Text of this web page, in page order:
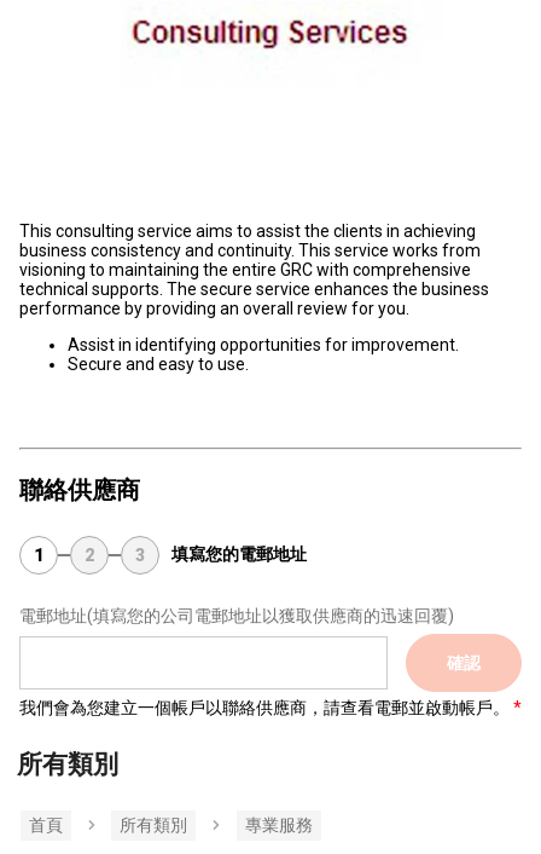
This consulting service aims to assist the clients in achieving
business consistency and continuity. This service works from
visioning to maintaining the entire GRC with comprehensive
technical supports. The secure service enhances the business
performance by providing an overall review for you.
Assist in identifying opportunities for improvement.
Secure and easy to use.
聯絡供應商
1 2 3 填寫您的電郵地址
電郵地址(填寫您的公司電郵地址以獲取供應商的迅速回覆)
確認
我們會為您建立一個帳戶以聯絡供應商，請查看電郵並啟動帳戶。
所有類別
首頁 所有類別 專業服務